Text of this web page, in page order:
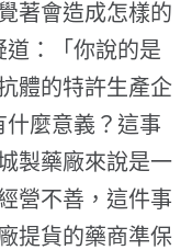
著會造成怎樣的
：「你說的是
體的特許生產企
麼意義？這事
製藥廠來說是一
營不善，這件事
提貨的藥商準保